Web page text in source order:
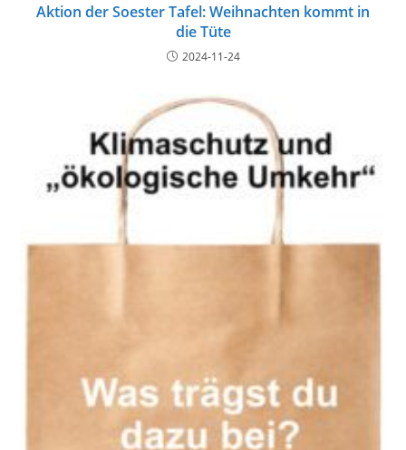
Aktion der Soester Tafel: Weihnachten kommt in
die Tüte
2024-11-24